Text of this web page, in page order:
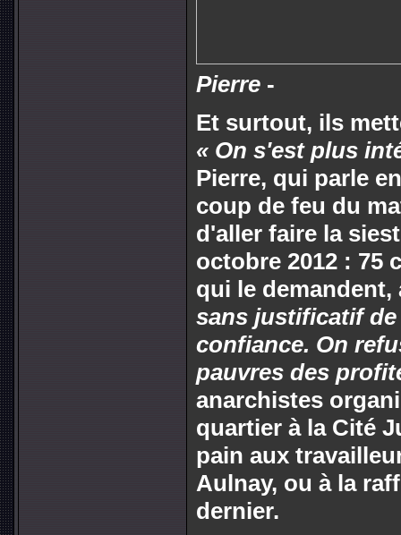
Pierre -
Et surtout, ils
« On s'est plus
Pierre, qui parle
coup de feu du
d'aller faire la
octobre 2012 : 75
qui le
sans justificatif
confiance. On
pauvres des
anarchistes
quartier à la Cité
pain aux
Aulnay, ou à la
dernier.